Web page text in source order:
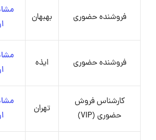
فروشنده حضوری بهبهان
فروشنده حضوری ایذه
کارشناس فروش
حضوری (VIP)
تهران